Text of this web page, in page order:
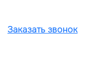
Заказать звонок